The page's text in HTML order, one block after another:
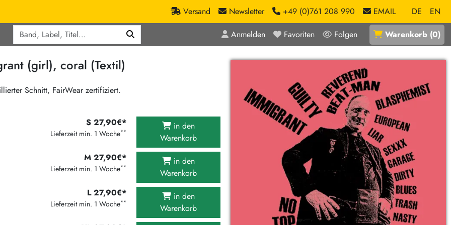
Versand Newsletter +49 (0)761 208 990 EMAIL DE
EN
/ Ambient
/ Exotica / Jazz
Aktionen
Staatsakt-Aktion
Crazysane Günstiger
Tapete Records günstiger
Sunny Sunny Bastards Summer 26
Warner Rockerwochen
Universal Vinyl Günstig
International Anthem Sommer 2026
BMG Aktion
Music on Vinyl-Aktion
Anmelden Favoriten Folgen Warenkorb (0)
(girl), coral (Textil)
Schnitt, FairWear zertifiziert.
S 27,90€*
Lieferzeit min. 1 Woche**
in den
Warenkorb
M 27,90€*
Lieferzeit min. 1 Woche**
in den
Warenkorb
L 27,90€*
Lieferzeit min. 1 Woche**
in den
Warenkorb